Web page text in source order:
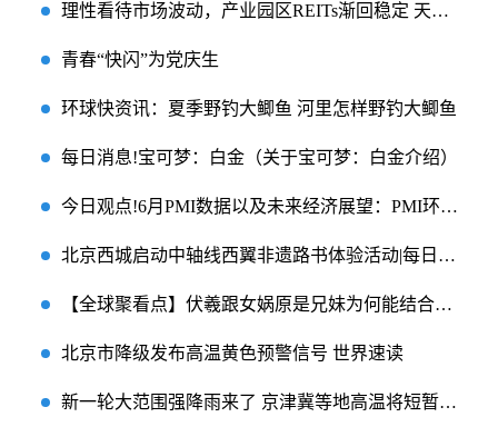
理性看待市场波动，产业园区REITs渐回稳定 天天播报
青春“快闪”为党庆生
环球快资讯：夏季野钓大鲫鱼 河里怎样野钓大鲫鱼
每日消息!宝可梦：白金（关于宝可梦：白金介绍）
今日观点!6月PMI数据以及未来经济展望：PMI环比改善意味着什么？
北京西城启动中轴线西翼非遗路书体验活动|每日焦点
【全球聚看点】伏羲跟女娲原是兄妹为何能结合？他们向苍天祈求时，有什么指示？
北京市降级发布高温黄色预警信号 世界速读
新一轮大范围强降雨来了 京津冀等地高温将短暂减弱